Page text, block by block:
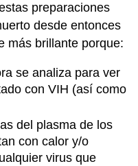
preparaciones
desde entonces
más brillante porque:
se analiza para ver
con VIH (así como
del plasma de los
con calor y/o
virus que